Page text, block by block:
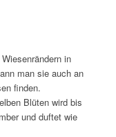
in
man sie auch an
finden.
Blüten wird bis
und duftet wie